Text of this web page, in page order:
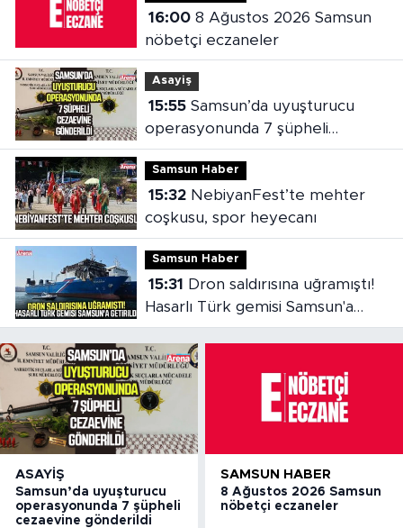
16:008 Ağustos 2026 Samsun
nöbetçi eczaneler
Asayiş
15:55Samsun’da uyuşturucu
operasyonunda 7 şüpheli
cezaevine gönderildi
Samsun Haber
15:32NebiyanFest’te mehter
coşkusu, spor heyecanı
Samsun Haber
15:31
Hasarlı Türk gemisi Samsun'a
getirildi
ASAYIŞ
Samsun’da uyuşturucu
operasyonunda 7 şüpheli
cezaevine gönderildi
SAMSUN HABER
8 Ağustos 2026 Samsun
nöbetçi eczaneler